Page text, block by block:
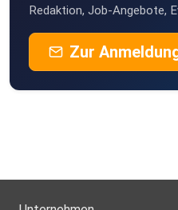
Redaktion, Job-Angebote,
Zur